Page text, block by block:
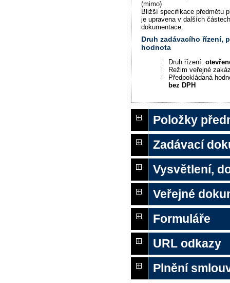
(mimo)
Bližší specifikace předmětu
je upravena v dalších
dokumentace.
Druh zadávacího řízení,
hodnota
Druh řízení:
Režim veřejné
Předpokládaná
bez DPH
Položky
Zadávací
Vysvětlení,
Veřejné
Formuláře
URL odkazy
Plnění